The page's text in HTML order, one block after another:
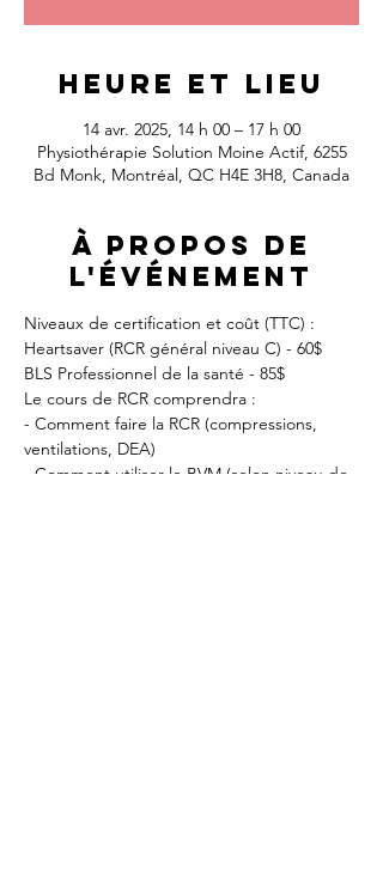
Heure et lieu
14 avr. 2025, 14 h 00 – 17 h 00
Physiothérapie Solution Moine Actif, 6255
Bd Monk, Montréal, QC H4E 3H8, Canada
À propos de
l'événement
Niveaux de certification et coût (TTC) :
Heartsaver (RCR général niveau C) - 60$
BLS Professionnel de la santé - 85$
Le cours de RCR comprendra :
- Comment faire la RCR (compressions,
ventilations, DEA)
- Comment utiliser le BVM (selon niveau de